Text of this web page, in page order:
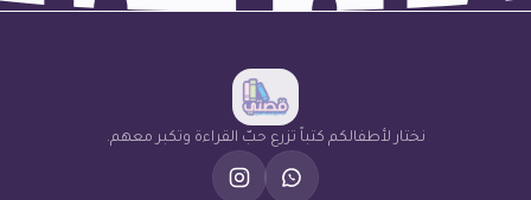
نختار لأطفالكم كتباً تزرع حبّ القراءة وتكبر معهم.